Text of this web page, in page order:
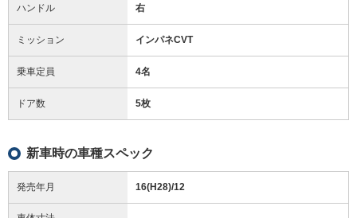
ハンドル 右
ミッション インパネCVT
乗車定員 4名
ドア数 5枚
新車時の車種スペック
発売年月 16(H28)/12